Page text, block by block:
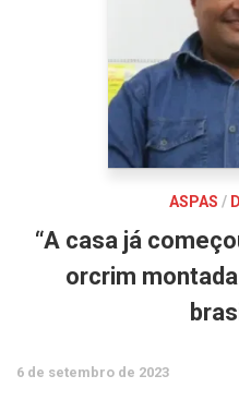
ASPAS /
“A casa já
orcrim
6 de setembro de 2023